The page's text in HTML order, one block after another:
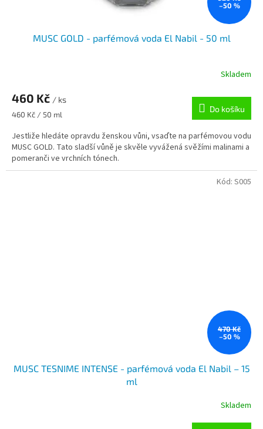
–50 %
MUSC GOLD - parfémová voda El Nabil - 50 ml
Skladem
460 Kč / ks
Měrná
460 Kč / 50 ml
Do košíku
Jestliže hledáte opravdu ženskou vůni, vsaďte na parfémovou vodu
MUSC GOLD. Tato sladší vůně je skvěle vyvážená svěžími malinami a
pomeranči ve vrchních tónech.
470 Kč
–50 %
MUSC TESNIME INTENSE - parfémová voda El Nabil – 15
ml
Skladem
Kód: S005